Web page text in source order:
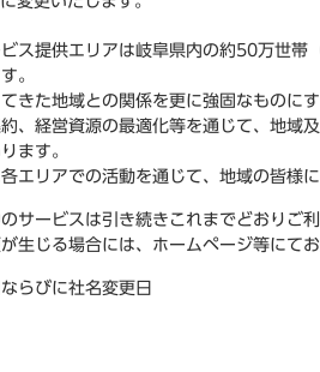
ス提供エリアは岐阜県内の約50万世
。
きた地域との関係を更に強固なものに
、経営資源の最適化等を通じて、地域
ます。
エリアでの活動を通じて、地域の皆様
サービスは引き続きこれまでどおりご利
生じる場合には、ホームページ等にてお
らびに社名変更日